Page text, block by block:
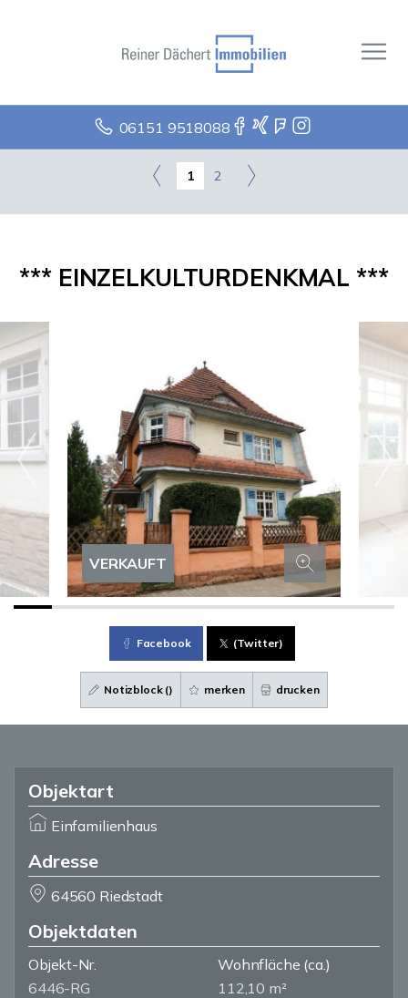
06151 9518088
1 2
*** EINZELKULTURDENKMAL ***
VERKAUFT
Facebook (Twitter)
Notizblock () merken drucken
Objektart
Einfamilienhaus
Adresse
64560 Riedstadt
Objektdaten
Objekt-Nr.
6446-RG
Wohnfläche (ca.)
112,10 m²